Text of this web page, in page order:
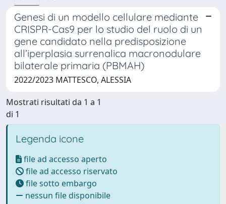
Genesi di un modello cellulare mediante
CRISPR-Cas9 per lo studio del ruolo di un
gene candidato nella predisposizione
all’iperplasia surrenalica macronodulare
bilaterale primaria (PBMAH)
2022/2023 MATTESCO, ALESSIA
Mostrati risultati da 1 a 1
di 1
Legenda icone
file ad accesso aperto
file ad accesso riservato
file sotto embargo
nessun file disponibile